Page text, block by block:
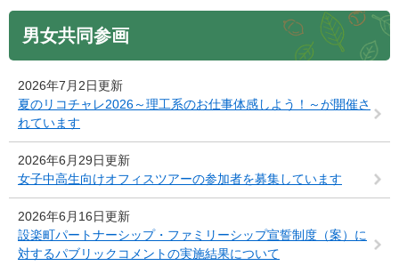
男女共同参画
2026年7月2日更新
夏のリコチャレ2026～理工系のお仕事体感しよう！～が開催さ
れています
2026年6月29日更新
女子中高生向けオフィスツアーの参加者を募集しています
2026年6月16日更新
設楽町パートナーシップ・ファミリーシップ宣誓制度（案）に
対するパブリックコメントの実施結果について